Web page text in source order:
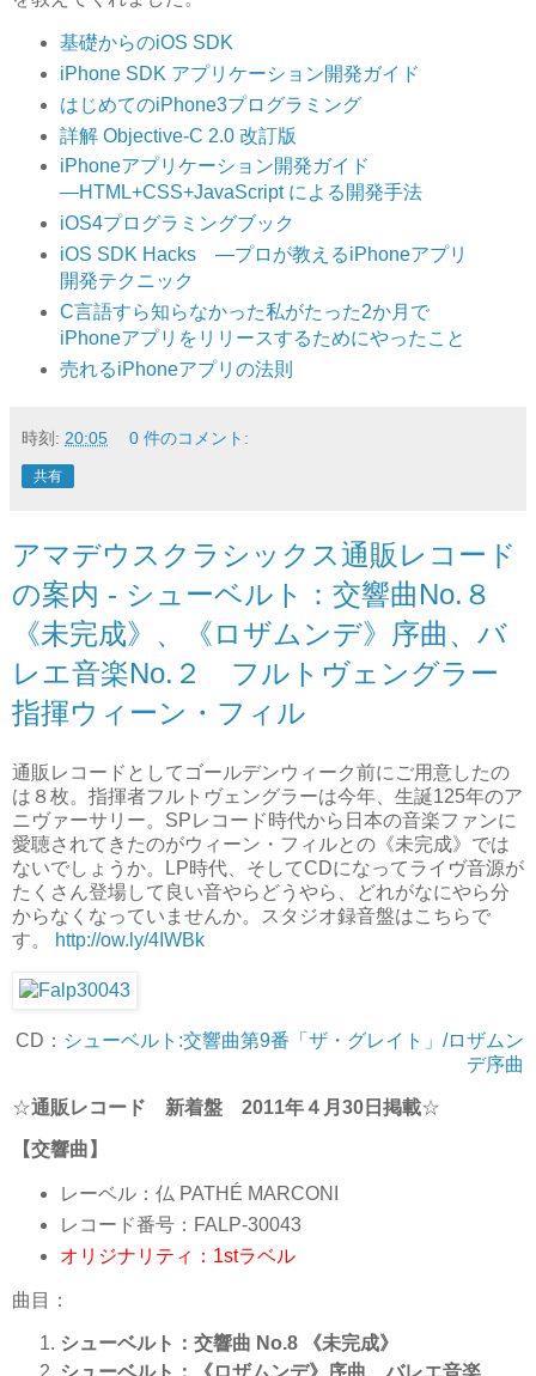
基礎からのiOS SDK
iPhone SDK アプリケーション開発ガイド
はじめてのiPhone3プログラミング
詳解 Objective-C 2.0 改訂版
iPhoneアプリケーション開発ガイド
―HTML+CSS+JavaScript による開発手法
iOS4プログラミングブック
iOS SDK Hacks ―プロが教えるiPhoneアプリ
開発テクニック
C言語すら知らなかった私がたった2か月で
iPhoneアプリをリリースするためにやったこと
売れるiPhoneアプリの法則
時刻: 20:05 0 件のコメント:
共有
アマデウスクラシックス通販レコード
の案内 - シューベルト：交響曲No.８
《未完成》、《ロザムンデ》序曲、バ
レエ音楽No.２ フルトヴェングラー
指揮ウィーン・フィル
通販レコードとしてゴールデンウィーク前にご用意したの
は８枚。指揮者フルトヴェングラーは今年、生誕125年のア
ニヴァーサリー。SPレコード時代から日本の音楽ファンに
愛聴されてきたのがウィーン・フィルとの《未完成》では
ないでしょうか。LP時代、そしてCDになってライヴ音源が
たくさん登場して良い音やらどうやら、どれがなにやら分
からなくなっていませんか。スタジオ録音盤はこちらで
す。
http://ow.ly/4IWBk
CD： シューベルト:交響曲第9番「ザ・グレイト」/ロザムン
デ序曲
☆通販レコード 新着盤 2011年４月30日掲載☆
【交響曲】
レーベル：仏 PATHÉ MARCONI
レコード番号：FALP-30043
オリジナリティ：1stラベル
曲目：
シューベルト：交響曲 No.8 《未完成》
シューベルト：《ロザムンデ》序曲、バレエ音楽